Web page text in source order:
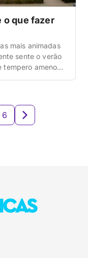
o que fazer
mais animadas
sente o verão
tempero ameno
6